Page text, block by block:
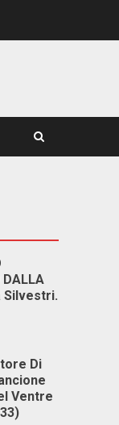
DALLA
Silvestri.
Di
Ventre